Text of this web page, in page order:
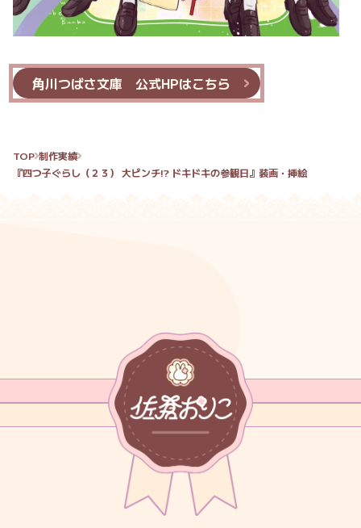
角川つばさ文庫 公式HPはこちら
TOP 制作実績
『四つ子ぐらし（２３） 大ピンチ!? ドキドキの参観日』装画・挿絵